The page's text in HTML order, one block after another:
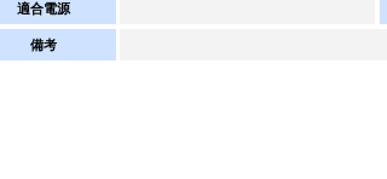
適合電源
備考